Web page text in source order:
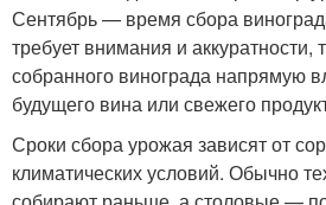
Сентябрь — время сбора
требует внимания и аккуратности,
собранного винограда напрямую
будущего вина или свежего
Сроки сбора урожая зависят от
климатических условий. Обычно